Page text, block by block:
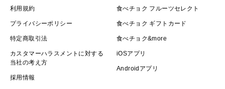
利用規約
プライバシーポリシー
特定商取引法
カスタマーハラスメントに対する
当社の考え方
採用情報
食べチョク フルーツセレクト
食べチョク ギフトカード
食べチョク&more
iOSアプリ
Androidアプリ